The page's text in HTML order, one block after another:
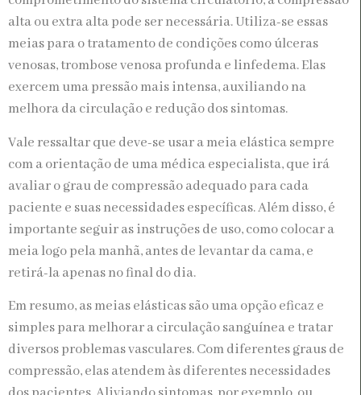
alta ou extra alta pode ser necessária. Utiliza-se essas
meias para o tratamento de condições como úlceras
venosas, trombose venosa profunda e linfedema. Elas
exercem uma pressão mais intensa, auxiliando na
melhora da circulação e redução dos sintomas.
Vale ressaltar que deve-se usar a meia elástica sempre
com a orientação de uma médica especialista, que irá
avaliar o grau de compressão adequado para cada
paciente e suas necessidades específicas. Além disso, é
importante seguir as instruções de uso, como colocar a
meia logo pela manhã, antes de levantar da cama, e
retirá-la apenas no final do dia.
Em resumo, as meias elásticas são uma opção eficaz e
simples para melhorar a circulação sanguínea e tratar
diversos problemas vasculares. Com diferentes graus de
compressão, elas atendem às diferentes necessidades